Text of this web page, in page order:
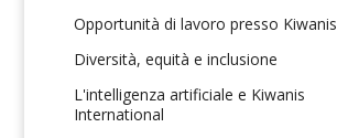
Opportunità di lavoro presso Kiwanis
Diversità, equità e inclusione
L'intelligenza artificiale e Kiwanis
International